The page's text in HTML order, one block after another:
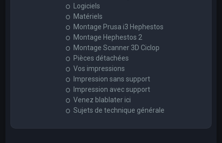
Logiciels
Matériels
Montage Prusa i3 Hephestos
Montage Hephestos 2
Montage Scanner 3D Ciclop
Pièces détachées
Vos impressions
Impression sans support
Impression avec support
Venez blablater ici
Sujets de technique générale